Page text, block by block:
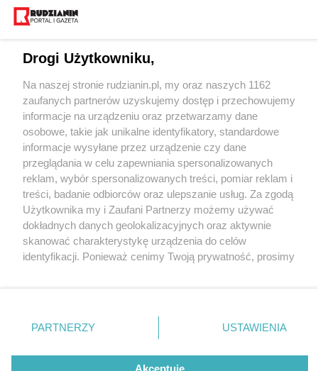
3 / 0
Wydawca mediów
Nie zapomnij
zapoznać się z:
polityką prywatności regulamin korzystania z portali
Twojemiasto
Piekary Śląskie
Chorzów
Tarnowskie Góry
Gliwice
Skontakuj sięz nami
Kontakt
Wydawca
Redakcja
Drogi Użytkowniku,
Na naszej stronie rudzianin.pl, my oraz naszych 1162
zaufanych partnerów uzyskujemy dostęp i przechowujemy
informacje na urządzeniu oraz przetwarzamy dane
osobowe, takie jak unikalne identyfikatory, standardowe
informacje wysyłane przez urządzenie czy dane
przeglądania w celu zapewniania spersonalizowanych
reklam, wybór spersonalizowanych treści, pomiar reklam i
treści, badanie odbiorców oraz ulepszanie usług. Za zgodą
Użytkownika my i Zaufani Partnerzy możemy używać
dokładnych danych geolokalizacyjnych oraz aktywnie
skanować charakterystykę urządzenia do celów
identyfikacji. Ponieważ cenimy Twoją prywatność, prosimy
prywatności znajdujący się w lewym dolnym rogu strony
. Niektóre rodzaje przetwarzania danych nie wymagają
zgody użytkownika, ale masz prawo sprzeciwić się
takiemu przetwarzaniu. Preferencje będą miały
PARTNERZY USTAWIENIA
Akceptuję